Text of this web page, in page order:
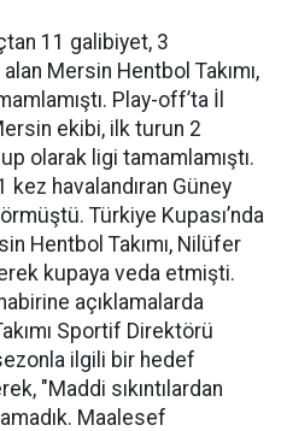
11 galibiyet, 3
Mersin Hentbol Takımı,
Play-off’ta İl
ekibi, ilk turun 2
olarak ligi tamamlamıştı.
havalandıran Güney
Türkiye Kupası’nda
Hentbol Takımı, Nilüfer
kupaya veda etmişti.
açıklamalarda
Sportif Direktörü
ilgili bir hedef
"Maddi sıkıntılardan
Maalesef